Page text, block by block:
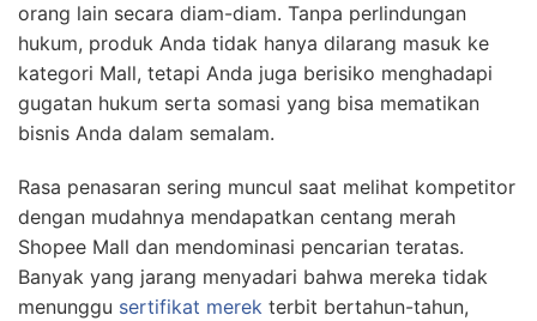
orang lain secara diam-diam. Tanpa perlindungan
hukum, produk Anda tidak hanya dilarang masuk ke
kategori Mall, tetapi Anda juga berisiko menghadapi
gugatan hukum serta somasi yang bisa mematikan
bisnis Anda dalam semalam.
Rasa penasaran sering muncul saat melihat kompetitor
dengan mudahnya mendapatkan centang merah
Shopee Mall dan mendominasi pencarian teratas.
Banyak yang jarang menyadari bahwa mereka tidak
menunggu sertifikat merek terbit bertahun-tahun,